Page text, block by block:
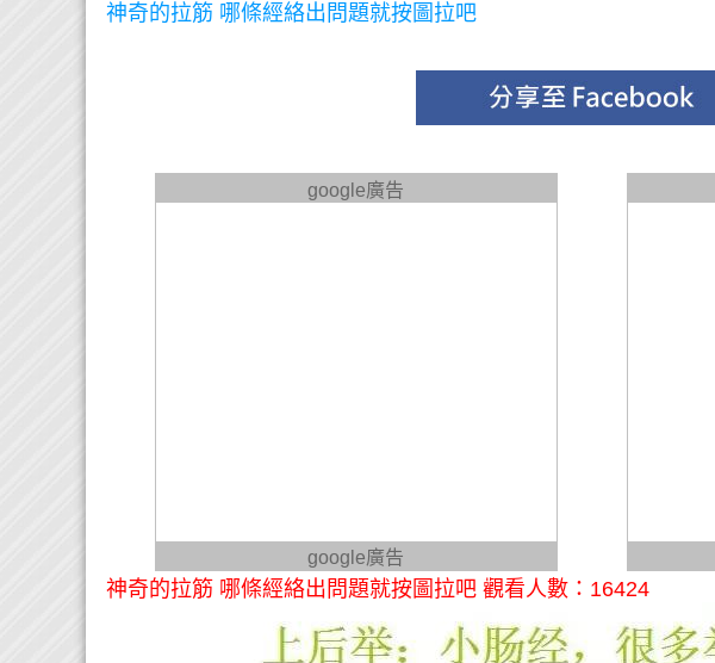
神奇的拉筋 哪條經絡出問題就按圖拉吧
google廣告
google廣告
神奇的拉筋 哪條經絡出問題就按圖拉吧 觀看人數：16424